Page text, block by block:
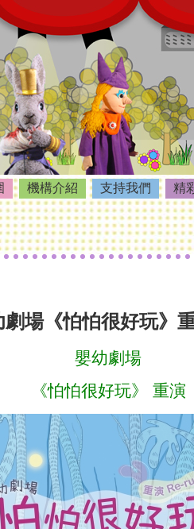
機構介紹 支持我們 精
場《怕怕很好玩》
嬰幼劇場
《怕怕很好玩》 重演